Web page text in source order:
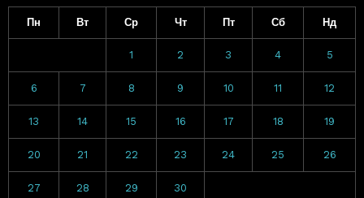
Пн Вт Ср Чт Пт Сб Нд
1 2 3 4 5
6 7 8 9 10 11 12
13 14 15 16 17 18 19
20 21 22 23 24 25 26
27 28 29 30